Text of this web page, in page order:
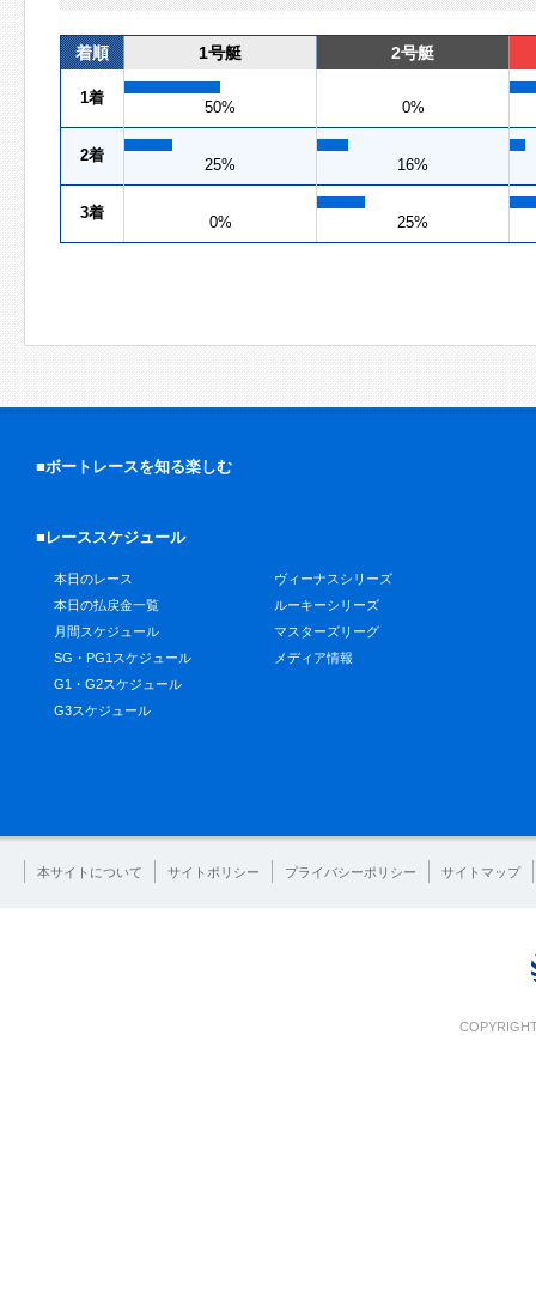
着順 1号艇 2号艇
1着
50% 0%
2着
25% 16%
3着
0% 25%
■ボートレースを知る楽しむ
■レーススケジュール
本日のレース
本日の払戻金一覧
月間スケジュール
SG・PG1スケジュール
G1・G2スケジュール
G3スケジュール
ヴィーナスシリーズ
ルーキーシリーズ
マスターズリーグ
メディア情報
本サイトについて サイトポリシー プライバシーポリシー サイトマップ